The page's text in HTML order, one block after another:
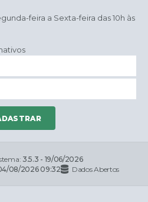
feira a Sexta-feira das 10h às
3.5.3 - 19/06/2026
08/2026 09:32 Dados Abertos